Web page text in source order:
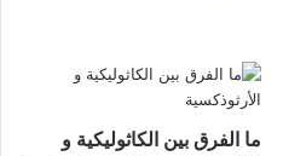
ما الفرق بين الكاثوليكية و